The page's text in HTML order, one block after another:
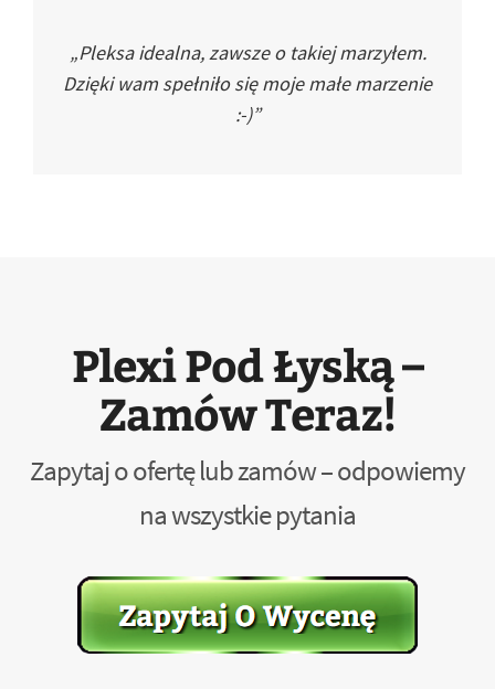
„Pleksa idealna, zawsze o takiej marzyłem.
Dzięki wam spełniło się moje małe marzenie
:-)”
Plexi Pod Łyską –
Zamów Teraz!
Zapytaj o ofertę lub zamów – odpowiemy
na wszystkie pytania